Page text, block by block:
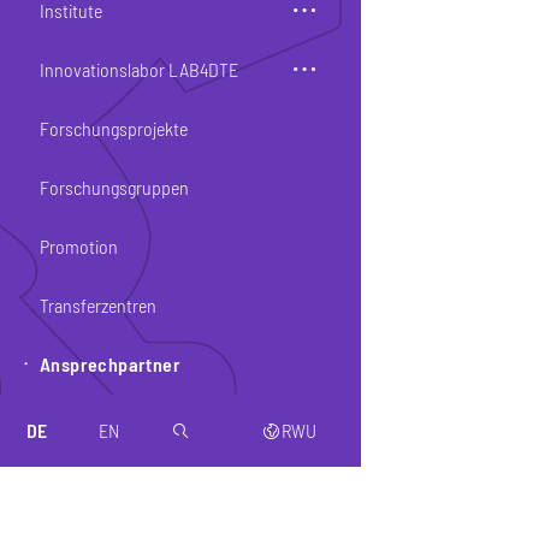
Institute
Innovationslabor LAB4DTE
Forschungsprojekte
Forschungsgruppen
Promotion
Transferzentren
Ansprechpartner
DE EN magnifier webRWU